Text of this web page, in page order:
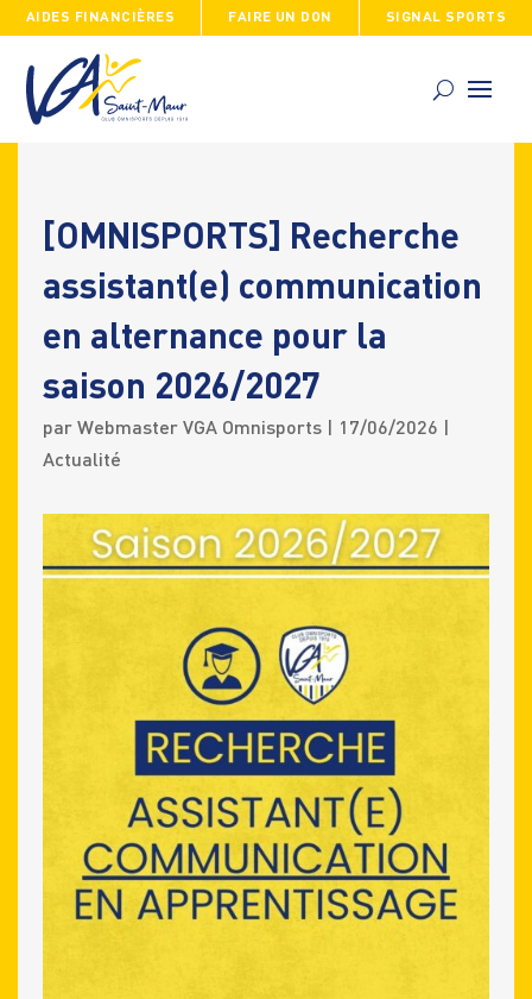
AIDES FINANCIÈRES FAIRE UN DON SIGNAL SPORTS
[OMNISPORTS] Recherche
assistant(e) communication
en alternance pour la
saison 2026/2027
par Webmaster VGA Omnisports| 17/06/2026
Actualité